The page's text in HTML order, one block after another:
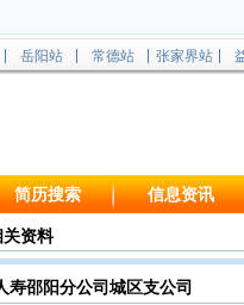
岳阳站 常德站 张家界站
简历搜索 信息资讯
资料
寿邵阳分公司城区支公司